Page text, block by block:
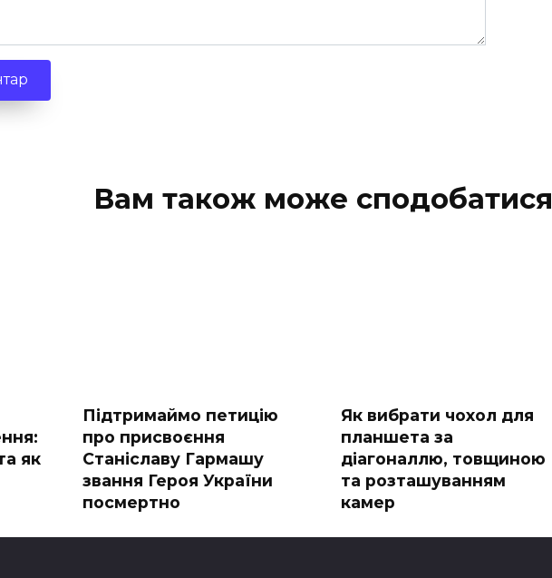
Вам також може сподобатися
як
Підтримаймо петицію
про присвоєння
Станіславу Гармашу
звання Героя України
посмертно
Як вибрати чохол для
планшета за
діагоналлю, товщиною
та розташуванням
камер